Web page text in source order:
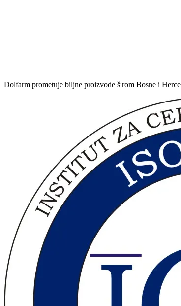
Dolfarm prometuje biljne proizvode širom Bosne i